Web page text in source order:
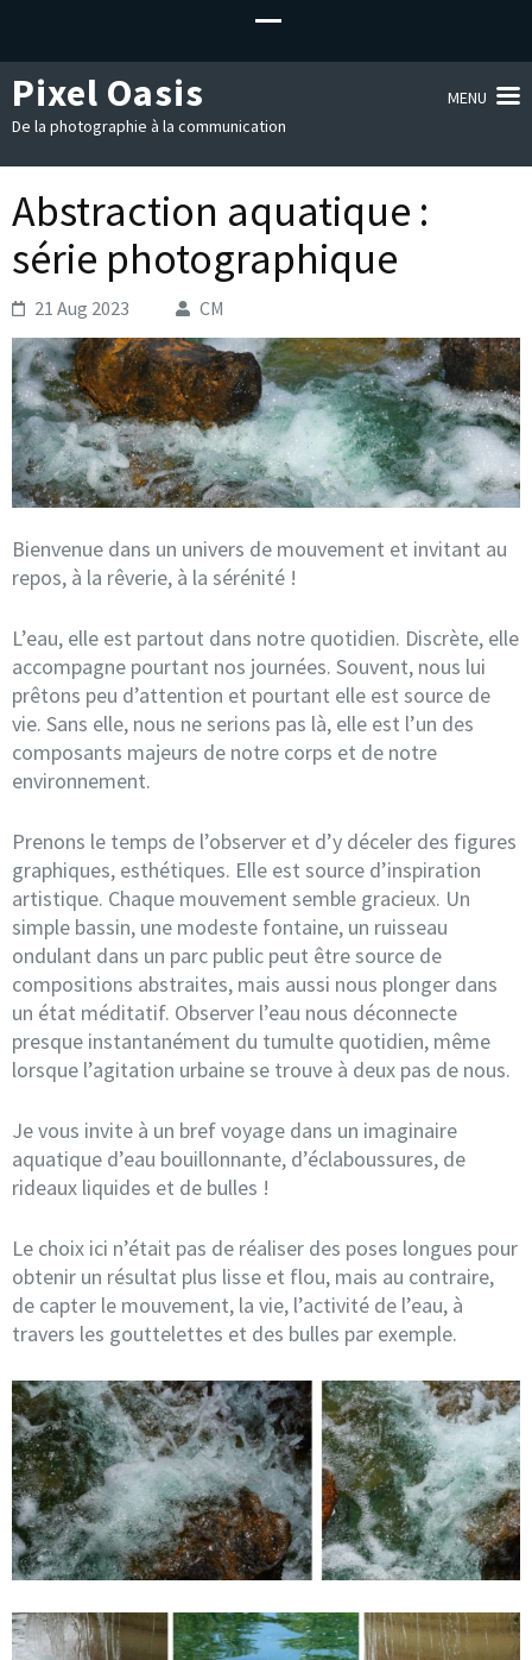
Pixel Oasis
De la photographie à la communication
MENU
Abstraction aquatique :
série photographique
21 Aug 2023 CM
Bienvenue dans un univers de mouvement et invitant au
repos, à la rêverie, à la sérénité !
L’eau, elle est partout dans notre quotidien. Discrète, elle
accompagne pourtant nos journées. Souvent, nous lui
prêtons peu d’attention et pourtant elle est source de
vie. Sans elle, nous ne serions pas là, elle est l’un des
composants majeurs de notre corps et de notre
environnement.
Prenons le temps de l’observer et d’y déceler des figures
graphiques, esthétiques. Elle est source d’inspiration
artistique. Chaque mouvement semble gracieux. Un
simple bassin, une modeste fontaine, un ruisseau
ondulant dans un parc public peut être source de
compositions abstraites, mais aussi nous plonger dans
un état méditatif. Observer l’eau nous déconnecte
presque instantanément du tumulte quotidien, même
lorsque l’agitation urbaine se trouve à deux pas de nous.
Je vous invite à un bref voyage dans un imaginaire
aquatique d’eau bouillonnante, d’éclaboussures, de
rideaux liquides et de bulles !
Le choix ici n’était pas de réaliser des poses longues pour
obtenir un résultat plus lisse et flou, mais au contraire,
de capter le mouvement, la vie, l’activité de l’eau, à
travers les gouttelettes et des bulles par exemple.